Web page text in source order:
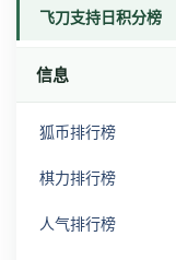
飞刀支持日积分榜
信息
狐币排行榜
棋力排行榜
人气排行榜